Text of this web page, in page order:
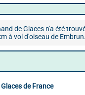
de Glaces n'a été
à vol d'oiseau de Embrun.
de France